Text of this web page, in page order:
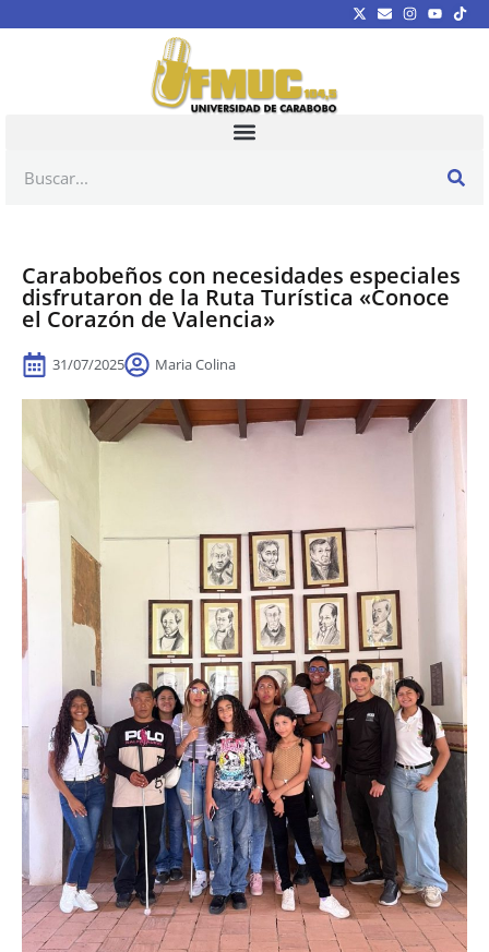
Carabobeños con necesidades especiales
disfrutaron de la Ruta Turística «Conoce
el Corazón de Valencia»
31/07/2025 Maria Colina